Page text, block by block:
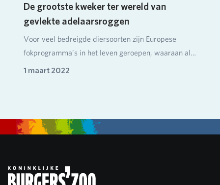
De grootste kweker ter wereld van
gevlekte adelaarsroggen
Voor veel bedreigde diersoorten zijn Europese
fokprogramma’s in het leven geroepen, waaraan alle
led…
1 maart 2022